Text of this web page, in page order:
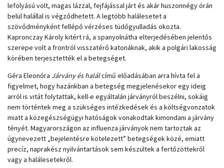
lefolyású volt, magas lázzal, fejfájással járt és akár huszonnégy órán
belül halállal is végződhetett. A legtöbb halálesetet a
szövődményként fellépő vérzéses tüdőgyulladás okozta.
Kapronczay Károly kitért rá, a spanyolnátha elterjedésében jelentős
szerepe volt a frontról visszatérő katonáknak, akik a polgári lakosság
körében terjesztették el a betegséget.
Géra Eleonóra Járvány és halálcímű előadásában arra hívta fel a
figyelmet, hogy hazánkban a betegség megjelenésekor egy ideig
arról is vitát folytattak, kell-e egyáltalán járványról beszélni, sokáig
nem történtek meg a szükséges intézkedések és a költségvonzatok
miatt a közegészségügyi hatóságok vonakodtak kimondani a járvány
tényét. Magyarországon az influenza járványok nem tartoztak az
úgynevezett „bejelentésre kötelezett” betegségek közé, emiatt
precíz, naprakész nyilvántartások sem készültek a fertőzöttekről
vagy a halálesetekről.